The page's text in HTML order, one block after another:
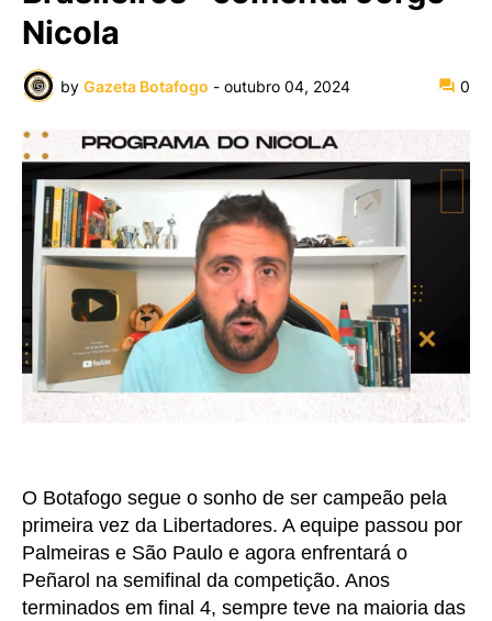
Nicola
by Gazeta Botafogo - outubro 04, 2024 0
O Botafogo segue o sonho de ser campeão pela
primeira vez da Libertadores. A equipe passou por
Palmeiras e São Paulo e agora enfrentará o
Peñarol na semifinal da competição. Anos
terminados em final 4, sempre teve na maioria das